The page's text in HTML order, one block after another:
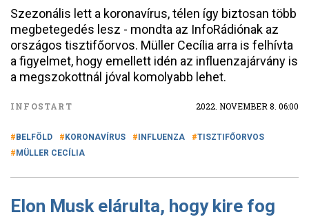
Szezonális lett a koronavírus, télen így biztosan több
megbetegedés lesz - mondta az InfoRádiónak az
országos tisztifőorvos. Müller Cecília arra is felhívta
a figyelmet, hogy emellett idén az influenzajárvány is
a megszokottnál jóval komolyabb lehet.
INFOSTART 2022. NOVEMBER 8. 06:00
BELFÖLD KORONAVÍRUS INFLUENZA
TISZTIFŐORVOS
MÜLLER CECÍLIA
Elon Musk elárulta, hogy kire fog